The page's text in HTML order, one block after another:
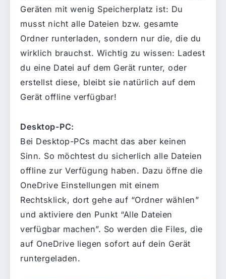
Geräten mit wenig Speicherplatz ist: Du
musst nicht alle Dateien bzw. gesamte
Ordner runterladen, sondern nur die, die du
wirklich brauchst. Wichtig zu wissen: Ladest
du eine Datei auf dem Gerät runter, oder
erstellst diese, bleibt sie natürlich auf dem
Gerät offline verfügbar!
Desktop-PC:
Bei Desktop-PCs macht das aber keinen
Sinn. So möchtest du sicherlich alle Dateien
offline zur Verfügung haben. Dazu öffne die
OneDrive Einstellungen mit einem
Rechtsklick, dort gehe auf “Ordner wählen”
und aktiviere den Punkt “Alle Dateien
verfügbar machen”. So werden die Files, die
auf OneDrive liegen sofort auf dein Gerät
runtergeladen.